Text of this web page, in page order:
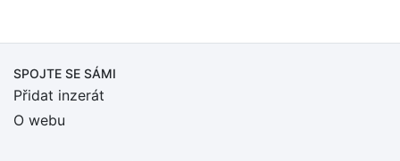
SPOJTE SE SÁMI
Přidat inzerát
O webu